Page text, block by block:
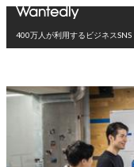
400万人が利用するビジネスSNS